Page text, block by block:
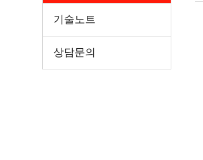
기술노트
상담문의